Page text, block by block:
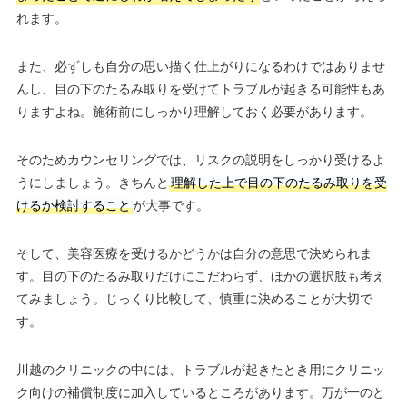
れます。
また、必ずしも自分の思い描く仕上がりになるわけではありませ
んし、目の下のたるみ取りを受けてトラブルが起きる可能性もあ
りますよね。施術前にしっかり理解しておく必要があります。
そのためカウンセリングでは、リスクの説明をしっかり受けるよ
うにしましょう。きちんと 理解した上で目の下のたるみ取りを受
けるか検討することが大事です。
そして、美容医療を受けるかどうかは自分の意思で決められま
す。目の下のたるみ取りだけにこだわらず、ほかの選択肢も考え
てみましょう。じっくり比較して、慎重に決めることが大切で
す。
川越のクリニックの中には、トラブルが起きたとき用にクリニッ
ク向けの補償制度に加入しているところがあります。万が一のと